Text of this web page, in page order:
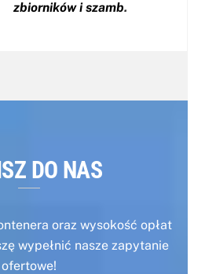
zbiorników i szamb.
DO NAS
oraz wysokość opłat
wypełnić nasze zapytanie
ofertowe!